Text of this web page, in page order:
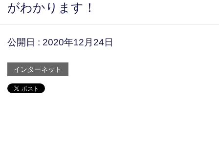
がわかります！
公開日 : 2020年12月24日
インターネット